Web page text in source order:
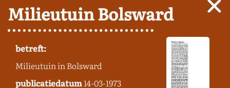
Milieutuin Bolsward
betreft:
Milieutuin in Bolsward
publicatiedatum14-03-1973